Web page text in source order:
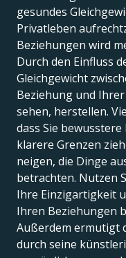
gesundes
Privatleben
Beziehungen wird
Durch den Einfluss
Gleichgewicht
Beziehung und Ihrer
sehen, herstellen.
dass Sie bewusstere
klarere Grenzen
neigen, die Dinge
betrachten. Nutzen
Ihre Einzigartigkeit
Ihren Beziehungen
Außerdem ermutigt
durch seine